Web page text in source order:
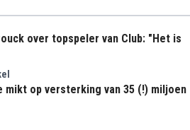
over topspeler van Club: "Het is
mikt op versterking van 35 (!) miljoen